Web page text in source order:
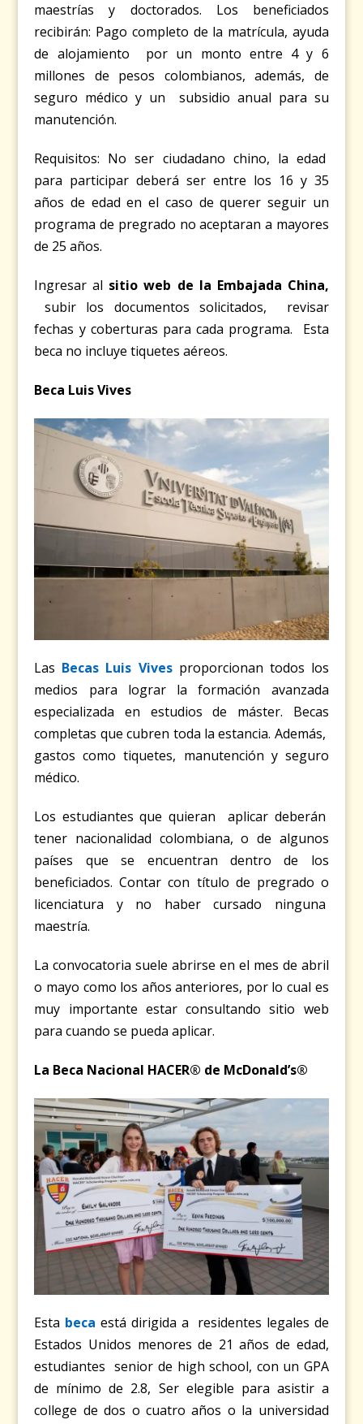
maestrías y doctorados. Los beneficiados
recibirán: Pago completo de la matrícula, ayuda
de alojamiento por un monto entre 4 y 6
millones de pesos colombianos, además, de
seguro médico y un subsidio anual para su
manutención.
Requisitos: No ser ciudadano chino, la edad
para participar deberá ser entre los 16 y 35
años de edad en el caso de querer seguir un
programa de pregrado no aceptaran a mayores
de 25 años.
Ingresar al sitio web de la Embajada China,
subir los documentos solicitados, revisar
fechas y coberturas para cada programa. Esta
beca no incluye tiquetes aéreos.
Beca Luis Vives
Las Becas Luis Vives proporcionan todos los
medios para lograr la formación avanzada
especializada en estudios de máster. Becas
completas que cubren toda la estancia. Además,
gastos como tiquetes, manutención y seguro
médico.
Los estudiantes que quieran aplicar deberán
tener nacionalidad colombiana, o de algunos
países que se encuentran dentro de los
beneficiados. Contar con título de pregrado o
licenciatura y no haber cursado ninguna
maestría.
La convocatoria suele abrirse en el mes de abril
o mayo como los años anteriores, por lo cual es
muy importante estar consultando sitio web
para cuando se pueda aplicar.
La Beca Nacional HACER® de McDonald’s®
Esta beca está dirigida a residentes legales de
Estados Unidos menores de 21 años de edad,
estudiantes senior de high school, con un GPA
de mínimo de 2.8, Ser elegible para asistir a
college de dos o cuatro años o la universidad